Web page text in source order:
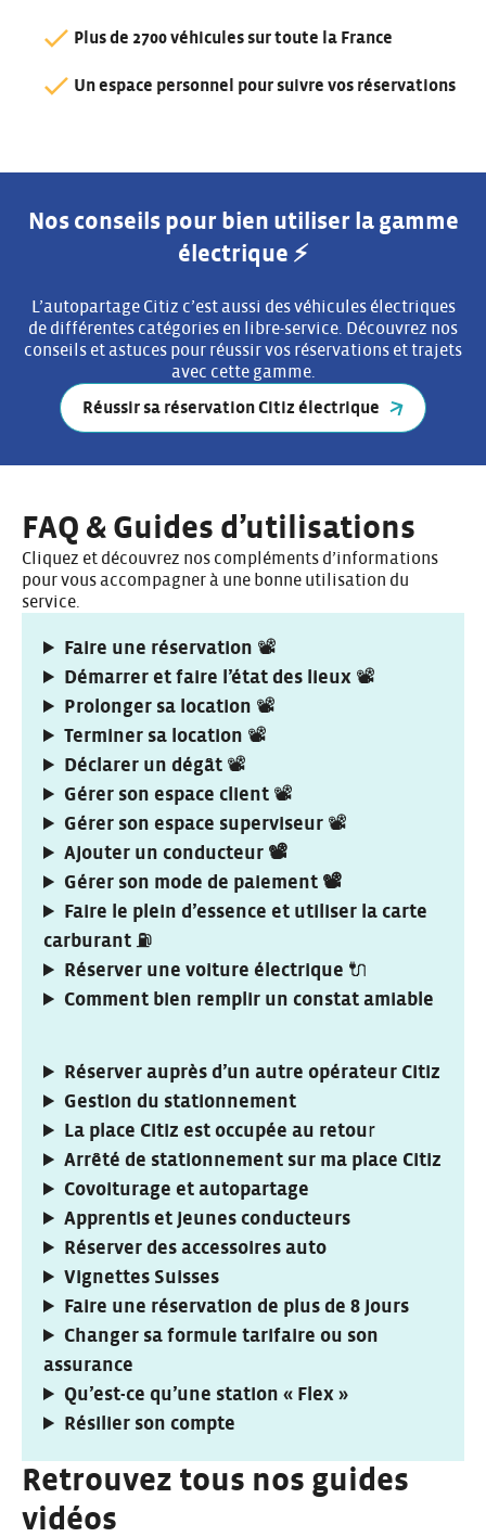
Plus de 2700 véhicules sur toute la France
Un espace personnel pour suivre vos réservations
Nos conseils pour bien utiliser la gamme
électrique ​⚡​
L’autopartage Citiz c’est aussi des véhicules électriques
de différentes catégories en libre-service. Découvrez nos
conseils et astuces pour réussir vos réservations et trajets
avec cette gamme.
Réussir sa réservation Citiz électrique
FAQ & Guides d’utilisations
Cliquez et découvrez nos compléments d’informations
pour vous accompagner à une bonne utilisation du
service.
Faire une réservation 📽️
Démarrer et faire l’état des lieux 📽️
Prolonger sa location 📽️
Terminer sa location 📽️
Déclarer un dégât 📽️
Gérer son espace client 📽️
Gérer son espace superviseur 📽️
Ajouter un conducteur 📽️
Gérer son mode de paiement 📽️
Faire le plein d’essence et utiliser la carte
carburant ⛽
Réserver une voiture électrique 🔌
Comment bien remplir un constat amiable
Réserver auprès d’un autre opérateur Citiz
Gestion du stationnement
La place Citiz est occupée au retour
Arrêté de stationnement sur ma place Citiz
Covoiturage et autopartage
Apprentis et jeunes conducteurs
Réserver des accessoires auto
Vignettes Suisses
Faire une réservation de plus de 8 jours
Changer sa formule tarifaire ou son
assurance
Qu’est-ce qu’une station « Flex »
Résilier son compte
Retrouvez tous nos guides
vidéos